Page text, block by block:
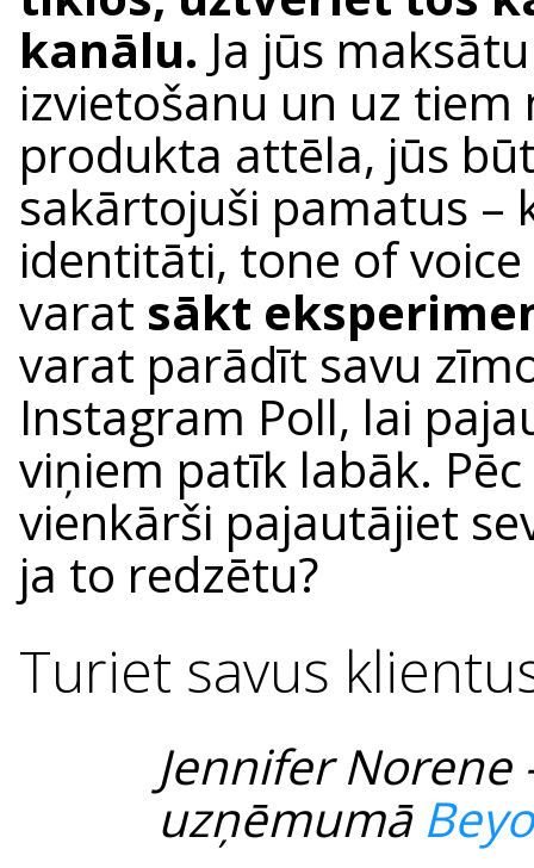
kanālu. Ja jūs
izvietošanu un uz
produkta attēla, jūs
sakārtojuši pamatus –
identitāti, tone of
varat sākt
varat parādīt savu
Instagram Poll, lai
viņiem patīk labāk.
vienkārši pajautājiet
ja to redzētu?
Turiet savus
Jennifer Norene
uzņēmumā